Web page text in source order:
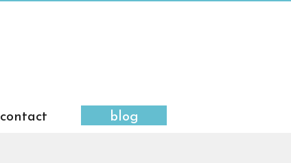
contact blog